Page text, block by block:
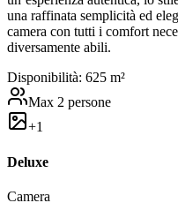
una raffinata semplicità ed
camera con tutti i comfort
diversamente abili.
Disponibilità: 625 m²
Max 2 persone
+1
Deluxe
Camera